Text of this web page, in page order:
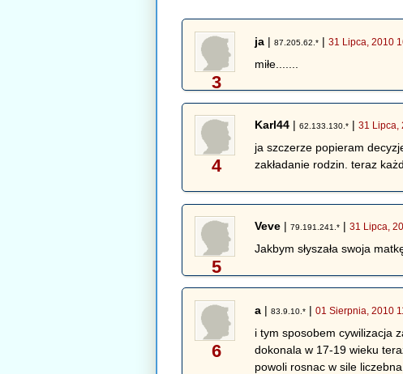
3
ja |87.205.62.* |31 Lipca, 2010
miłe.......
4
Karl44 |62.133.130.* |31 Lipca,
ja szczerze popieram
zakładanie rodzin. teraz
5
Veve |79.191.241.* |31 Lipca,
Jakbym słyszała swoja
6
a |83.9.10.* |01 Sierpnia, 2010
i tym sposobem cywilizacja
dokonala w 17-19 wieku
powoli rosnac w sile